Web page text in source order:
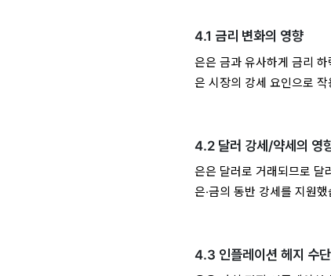
4.1 금리 변화의 영향
은은 금과 유사하게 금리
은 시장의 강세 요인으로
4.2 달러 강세/약세의 영
은은 달러로 거래되므로
은·금의 동반 강세를 지원했
4.3 인플레이션 헤지 수